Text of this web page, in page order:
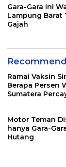
Gara-Gara ini
Lampung Barat
Gajah
Ramai Vaksin
Berapa Persen
Sumatera
Motor Teman
hanya Gara-
Hutang